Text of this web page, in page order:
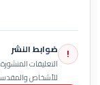
! ضوابط النشر
التعليقات
للأشخاص